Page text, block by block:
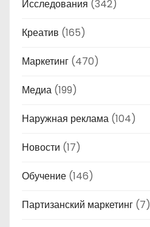
Исследования (342)
Креатив (165)
Маркетинг (470)
Медиа (199)
Наружная реклама (104)
Новости (17)
Обучение (146)
Партизанский маркетинг (7)